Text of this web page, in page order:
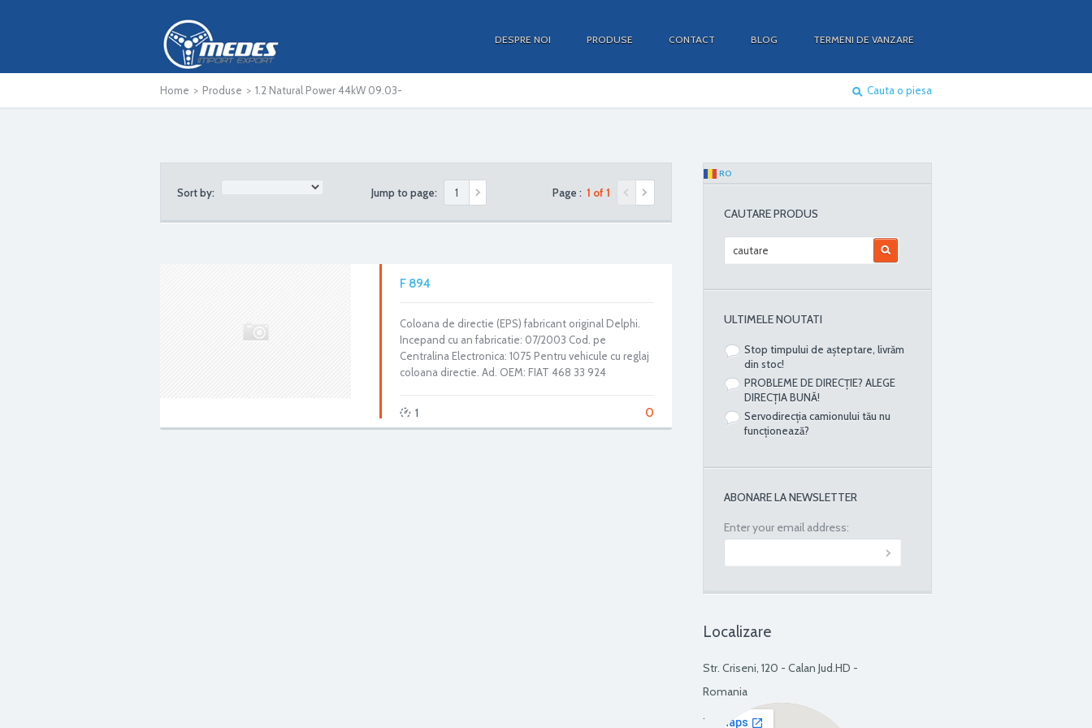
DESPRE NOI PRODUSE CONTACT BLOG TERMENI DE VANZARE
Home > Produse > 1.2 Natural Power 44kW 09.03- Cauta o piesa
Sort by: Jump to page: Page : 1 of 1
F 894
Coloana de directie (EPS) fabricant original Delphi.
Incepand cu an fabricatie: 07/2003 Cod. pe
Centralina Electronica: 1075 Pentru vehicule cu reglaj
coloana directie. Ad. OEM: FIAT 468 33 924
0
1
RO
CAUTARE PRODUS
ULTIMELE NOUTATI
Stop timpului de așteptare, livrăm
din stoc!
PROBLEME DE DIRECȚIE? ALEGE
DIRECȚIA BUNĂ!
Servodirecția camionului tău nu
funcționează?
ABONARE LA NEWSLETTER
Enter your email address:
Localizare
Str. Criseni, 120 - Calan Jud.HD -
Romania